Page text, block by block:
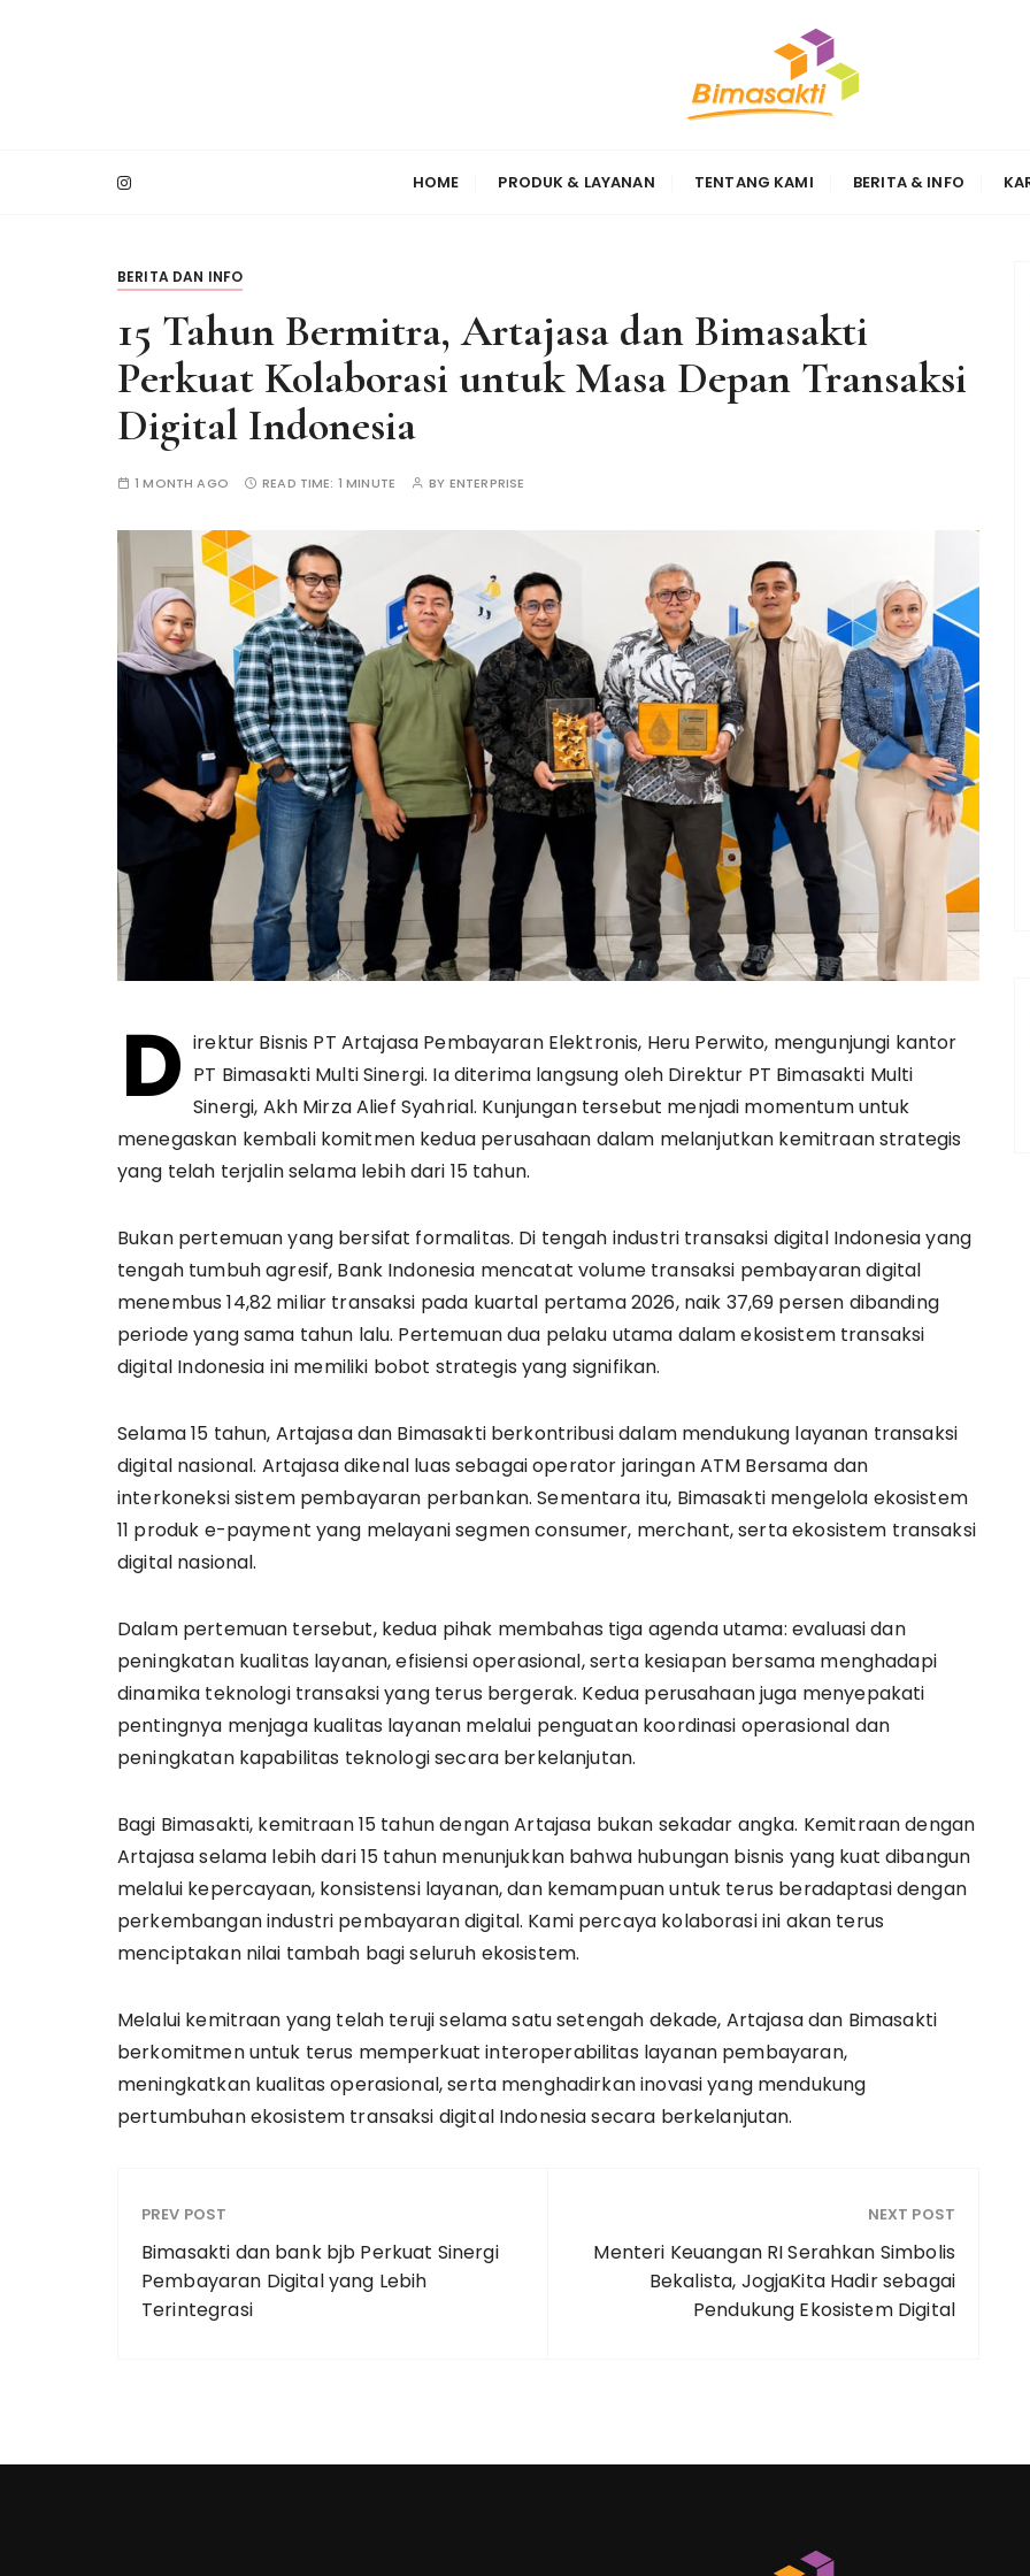
Bimasakti Multi Sinergi
HOME PRODUK & LAYANAN TENTANG KAMI BERITA & INFO
BERITA DAN INFO
15 Tahun Bermitra, Artajasa dan Bimasakti
Perkuat Kolaborasi untuk Masa Depan Transaksi
Digital Indonesia
1 MONTH AGO READ TIME: 1 MINUTE BY ENTERPRISE
D irektur Bisnis PT Artajasa Pembayaran Elektronis, Heru Perwito, mengunjungi kantor
PT Bimasakti Multi Sinergi. Ia diterima langsung oleh Direktur PT Bimasakti Multi
Sinergi, Akh Mirza Alief Syahrial. Kunjungan tersebut menjadi momentum untuk
menegaskan kembali komitmen kedua perusahaan dalam melanjutkan kemitraan strategis
yang telah terjalin selama lebih dari 15 tahun.
Bukan pertemuan yang bersifat formalitas. Di tengah industri transaksi digital Indonesia yang
tengah tumbuh agresif, Bank Indonesia mencatat volume transaksi pembayaran digital
menembus 14,82 miliar transaksi pada kuartal pertama 2026, naik 37,69 persen dibanding
periode yang sama tahun lalu. Pertemuan dua pelaku utama dalam ekosistem transaksi
digital Indonesia ini memiliki bobot strategis yang signifikan.
Selama 15 tahun, Artajasa dan Bimasakti berkontribusi dalam mendukung layanan transaksi
digital nasional. Artajasa dikenal luas sebagai operator jaringan ATM Bersama dan
interkoneksi sistem pembayaran perbankan. Sementara itu, Bimasakti mengelola ekosistem
11 produk e-payment yang melayani segmen consumer, merchant, serta ekosistem transaksi
digital nasional.
Dalam pertemuan tersebut, kedua pihak membahas tiga agenda utama: evaluasi dan
peningkatan kualitas layanan, efisiensi operasional, serta kesiapan bersama menghadapi
dinamika teknologi transaksi yang terus bergerak. Kedua perusahaan juga menyepakati
pentingnya menjaga kualitas layanan melalui penguatan koordinasi operasional dan
peningkatan kapabilitas teknologi secara berkelanjutan.
Bagi Bimasakti, kemitraan 15 tahun dengan Artajasa bukan sekadar angka. Kemitraan dengan
Artajasa selama lebih dari 15 tahun menunjukkan bahwa hubungan bisnis yang kuat dibangun
melalui kepercayaan, konsistensi layanan, dan kemampuan untuk terus beradaptasi dengan
perkembangan industri pembayaran digital. Kami percaya kolaborasi ini akan terus
menciptakan nilai tambah bagi seluruh ekosistem.
Melalui kemitraan yang telah teruji selama satu setengah dekade, Artajasa dan Bimasakti
berkomitmen untuk terus memperkuat interoperabilitas layanan pembayaran,
meningkatkan kualitas operasional, serta menghadirkan inovasi yang mendukung
pertumbuhan ekosistem transaksi digital Indonesia secara berkelanjutan.
PREV POST
Bimasakti dan bank bjb Perkuat Sinergi
Pembayaran Digital yang Lebih
Terintegrasi
NEXT POST
Menteri Keuangan RI Serahkan Simbolis
Bekalista, JogjaKita Hadir sebagai
Pendukung Ekosistem Digital